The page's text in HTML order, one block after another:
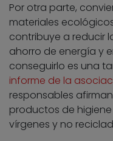
Por otra parte,
materiales
contribuye a reducir
ahorro de energía y
conseguirlo es una
informe de la
responsables
productos de
vírgenes y no